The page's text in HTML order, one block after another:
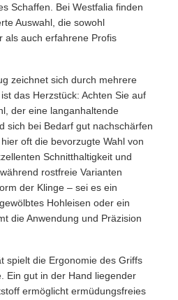
Schaffen. Bei Westfalia finden
Auswahl, die sowohl
als auch erfahrene Profis
zeichnet sich durch mehrere
das Herzstück: Achten Sie auf
der eine langanhaltende
sich bei Bedarf gut nachschärfen
oft die bevorzugte Wahl von
Schnitthaltigkeit und
rostfreie Varianten
der Klinge – sei es ein
Hohleisen oder ein
die Anwendung und Präzision
spielt die Ergonomie des Griffs
Ein gut in der Hand liegender
ermöglicht ermüdungsfreies